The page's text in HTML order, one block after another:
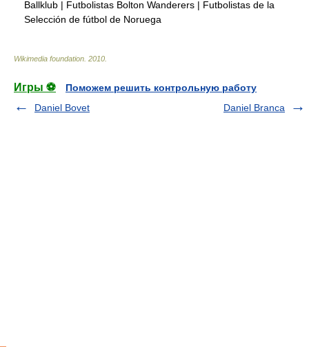
Ballklub | Futbolistas Bolton Wanderers | Futbolistas de la
Selección de fútbol de Noruega
Wikimedia foundation 2010
Игры ⚽
Поможем решить контрольную работу
Daniel Bovet
Daniel Branca